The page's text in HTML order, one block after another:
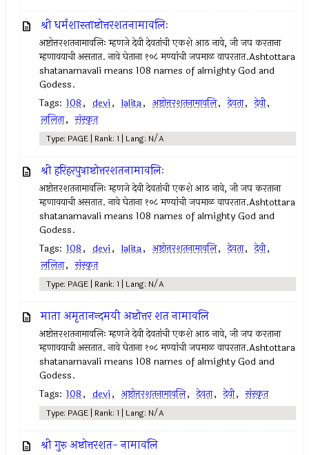
श्री धर्मशास्ताष्टोत्तरशतनामावलिः
अष्टोत्तरशतनामावलिः म्हणजे देवी देवतांची एकशे आठ नावे, जी जप करताना
म्हणावयाची असतात. नावे घेताना १०८ मण्यांची जपमाळ वापरतात.Ashtottara
shatanamavali means 108 names of almighty God and
Godess.
Tags: 108, devi, lalita, अष्टोत्तरशतनामावलि, देवता, देवी,
ललिता, संस्कृत
Type: PAGE | Rank: 1 | Lang: N/A
श्री हरिहरपुत्राष्टोत्तरशतनामावलिः
अष्टोत्तरशतनामावलिः म्हणजे देवी देवतांची एकशे आठ नावे, जी जप करताना
म्हणावयाची असतात. नावे घेताना १०८ मण्यांची जपमाळ वापरतात.Ashtottara
shatanamavali means 108 names of almighty God and
Godess.
Tags: 108, devi, lalita, अष्टोत्तरशतनामावलि, देवता, देवी,
ललिता, संस्कृत
Type: PAGE | Rank: 1 | Lang: N/A
माता अमृतानन्दमयी अष्टोत्तर शत नामावलि
अष्टोत्तरशतनामावलिः म्हणजे देवी देवतांची एकशे आठ नावे, जी जप करताना
म्हणावयाची असतात. नावे घेताना १०८ मण्यांची जपमाळ वापरतात.Ashtottara
shatanamavali means 108 names of almighty God and
Godess.
Tags: 108, devi, अष्टोत्तरशतनामावलि, देवता, देवी, संस्कृत
Type: PAGE | Rank: 1 | Lang: N/A
श्री गुरु अष्टोत्तरशत- नामावलि